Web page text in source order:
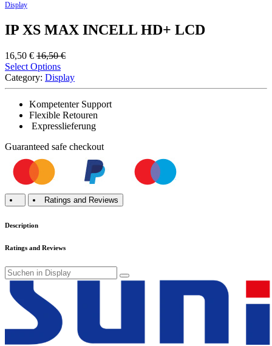
Display
IP XS MAX INCELL HD+ LCD
16,50 € 16,50€
Select Options
Category: Display
Kompetenter Support
Flexible Retouren
Expresslieferung
Guaranteed safe checkout
Ratings and Reviews
Description
Ratings and Reviews